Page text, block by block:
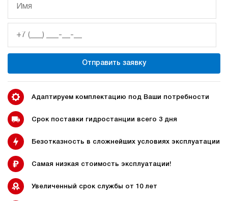
Гидростанция с домкратом
Гидростанции 220 Вольт
Гидростанции мощностью 5
Гидростанции для свай Двухпоточные гидростанции
Отправить заявку
Адаптируем комплектацию под Ваши потребности
Срок поставки гидростанции всего 3 дня
Безотказность в сложнейших условиях эксплуатации
Самая низкая стоимость эксплуатации!
Увеличенный срок службы от 10 лет